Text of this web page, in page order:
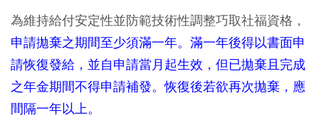
為維持給付安定性並防範技術性調整巧取社福資格，
申請拋棄之期間至少須滿一年。滿一年後得以書面申
請恢復發給，並自申請當月起生效，但已拋棄且完成
之年金期間不得申請補發。恢復後若欲再次拋棄，應
間隔一年以上。